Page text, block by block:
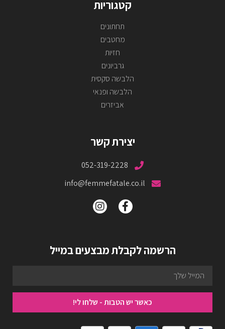
קטגוריות
תחתונים
מחטבים
חזיות
גרביונים
הלבשה סקסית
הלבשה ופנאי
אביזרים
יצירת קשר
052-319-2228
info@femmefatale.co.il
הרשמה לקבלת מבצעים במייל
כאשר יש הטבות - שלחו לי!